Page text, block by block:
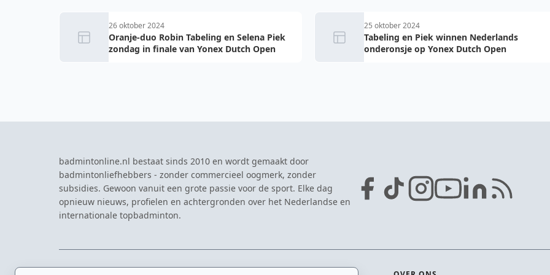
26 oktober 2024
Oranje-duo Robin Tabeling en Selena Piek
zondag in finale van Yonex Dutch Open
25 oktober 2024
Tabeling en Piek winnen Nederlands
onderonsje op Yonex Dutch Open
badmintonline.nl bestaat sinds 2010 en wordt gemaakt door
badmintonliefhebbers - zonder commercieel oogmerk, zonder
subsidies. Gewoon vanuit een grote passie voor de sport. Elke dag
opnieuw nieuws, profielen en achtergronden over het Nederlandse en
internationale topbadminton.